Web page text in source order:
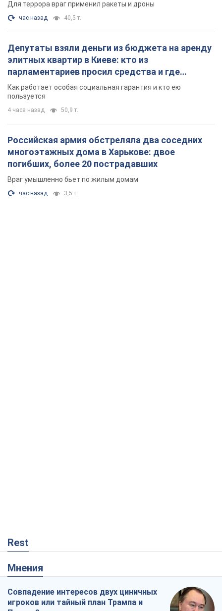
атаку на Одессу: горела историческая часть
города, есть пострадавшие. Фото и видео
Для террора враг применил ракеты и дроны
час назад 40,5 т.
Депутаты взяли деньги из бюджета на аренду
элитных квартир в Киеве: кто из
парламентариев просил средства и где
поселился
пользуется
4 часа назад 50,9 т.
Российская армия обстреляла два соседних
многоэтажных дома в Харькове: двое
погибших, более 20 пострадавших
Rest
Мнения